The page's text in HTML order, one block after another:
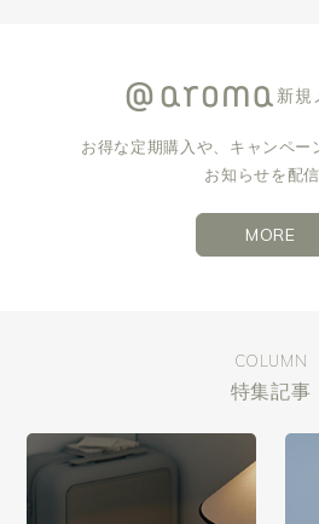
新規
お得な定期購入や、キャンペー
お知らせを配信
MORE
COLUMN
特集記事